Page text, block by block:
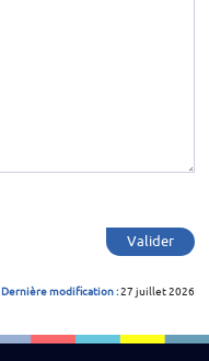
Valider
Dernière modification :27 juillet 2026